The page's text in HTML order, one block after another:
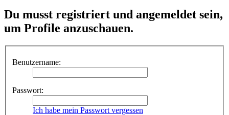
Du musst registriert und angemeldet sein,
um Profile anzuschauen.
Benutzername:
Passwort:
Ich habe mein Passwort vergessen